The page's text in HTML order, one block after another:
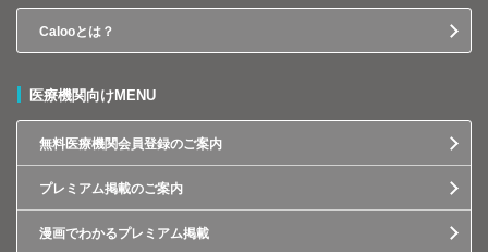
Calooとは？
医療機関向けMENU
無料医療機関会員登録のご案内
プレミアム掲載のご案内
漫画でわかるプレミアム掲載